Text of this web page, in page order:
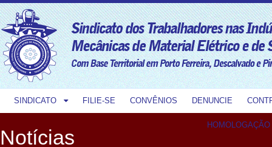
SINDICATO FILIE-SE CONVÊNIOS DENUNCIE
HOMOLOGAÇÃO
Notícias